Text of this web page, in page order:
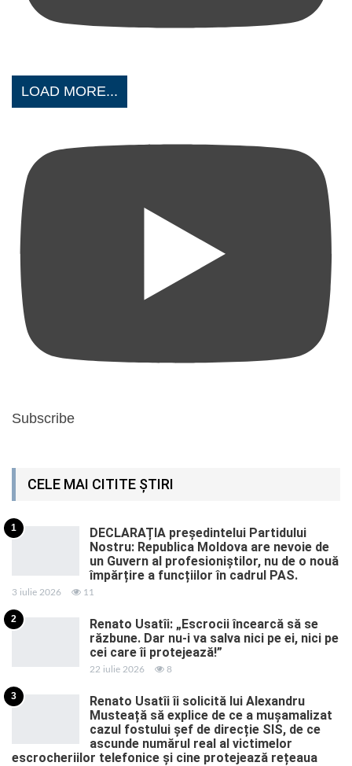
LOAD MORE...
Subscribe
CELE MAI CITITE ȘTIRI
1
DECLARAȚIA președintelui Partidului
Nostru: Republica Moldova are nevoie de
un Guvern al profesioniștilor, nu de o nouă
împărțire a funcțiilor în cadrul PAS.
3 iulie 2026 11
2
Renato Usatîi: „Escrocii încearcă să se
răzbune. Dar nu-i va salva nici pe ei, nici pe
cei care îi protejează!”
22 iulie 2026 8
3
Renato Usatîi îi solicită lui Alexandru
Musteață să explice de ce a mușamalizat
cazul fostului șef de direcție SIS, de ce
ascunde numărul real al victimelor
escrocheriilor telefonice și cine protejează rețeaua